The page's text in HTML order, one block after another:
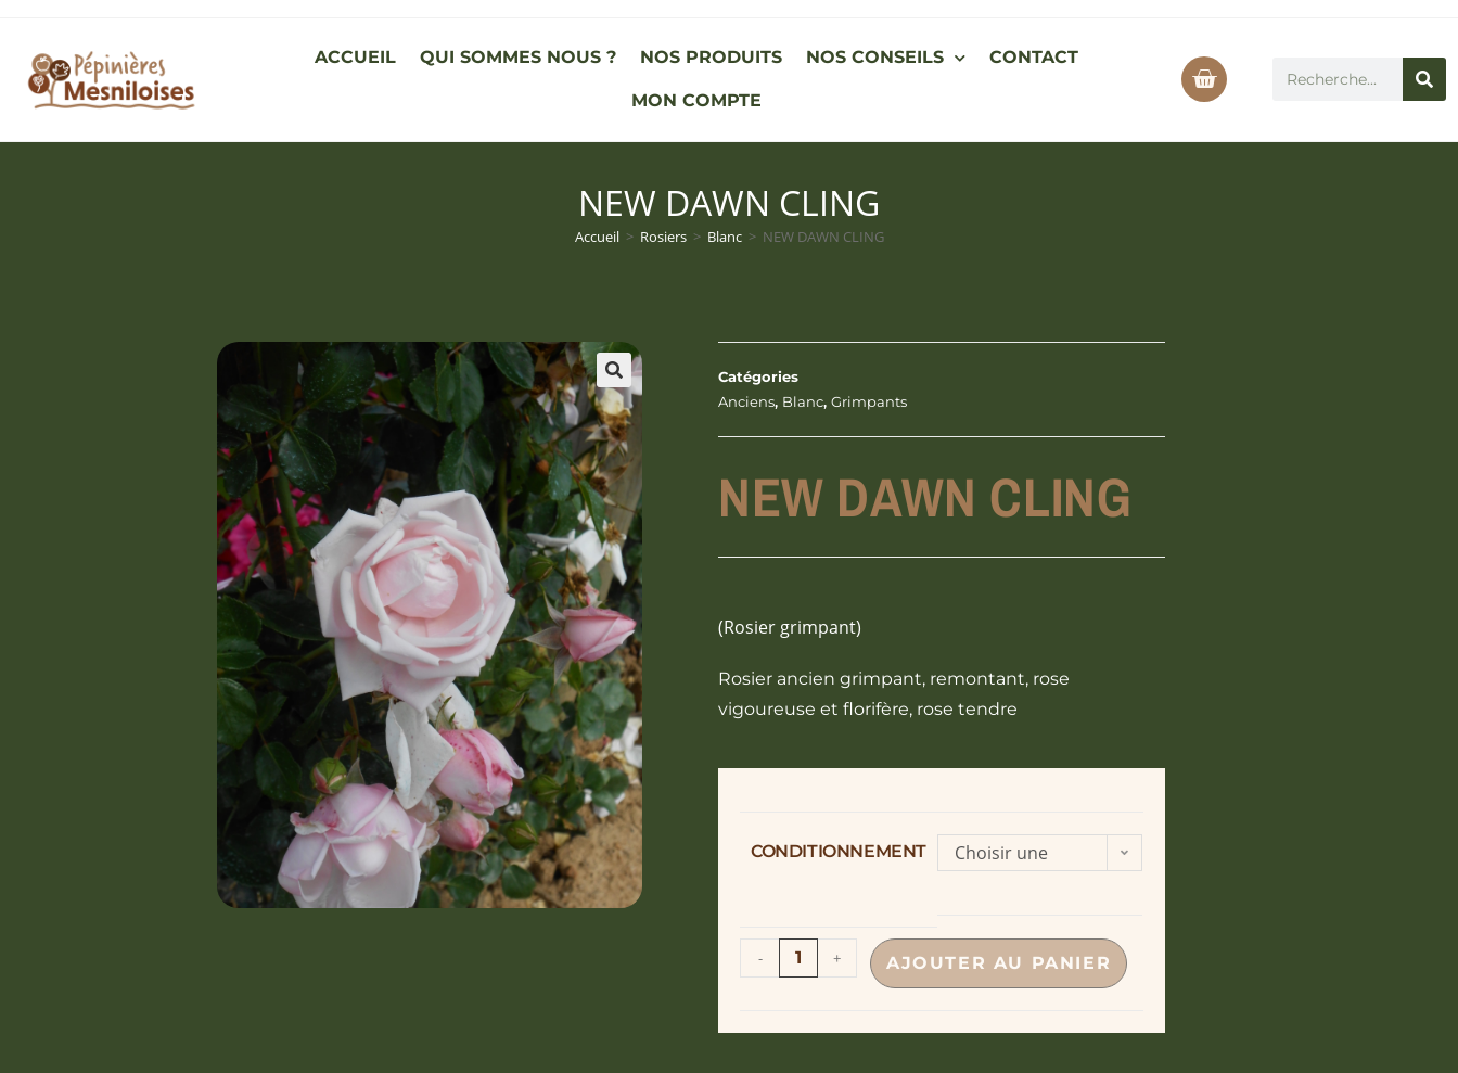
ACCUEIL QUI SOMMES NOUS ? NOS PRODUITS NOS CONSEILS CONTACT
MON COMPTE
NEW DAWN CLING
Accueil > Rosiers > Blanc > NEW DAWN CLING
Catégories
Anciens, Blanc,Grimpants
NEW DAWN CLING
(Rosier grimpant)
Rosier ancien grimpant, remontant, rose
vigoureuse et florifère, rose tendre
CONDITIONNEMENT
Choisir une
- + AJOUTER AU PANIER